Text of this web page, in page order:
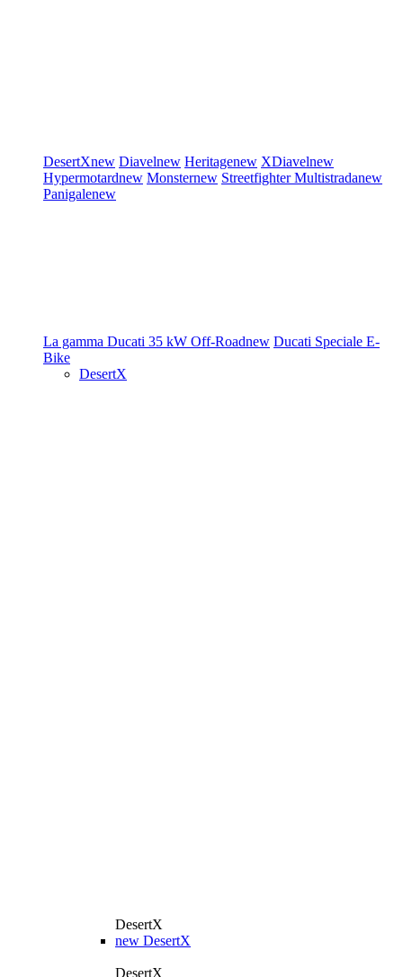
DesertXnew Diavelnew Heritagenew XDiavelnew
Hypermotardnew Monsternew StreetfighterMultistradanew
Panigalenew
La gamma Ducati 35 kW Off-Roadnew Ducati Speciale E-
Bike
DesertX
DesertX
new DesertX
DesertX